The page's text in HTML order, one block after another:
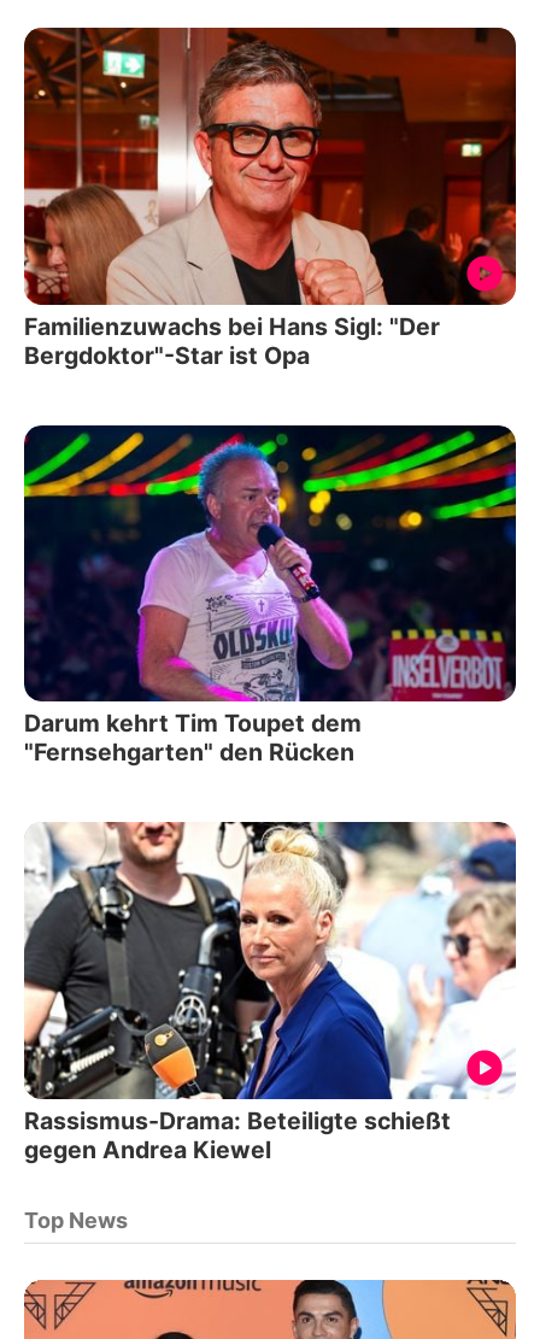
Familienzuwachs bei Hans Sigl: "Der
Bergdoktor"-Star ist Opa
Darum kehrt Tim Toupet dem
"Fernsehgarten" den Rücken
Rassismus-Drama: Beteiligte schießt
gegen Andrea Kiewel
Top News